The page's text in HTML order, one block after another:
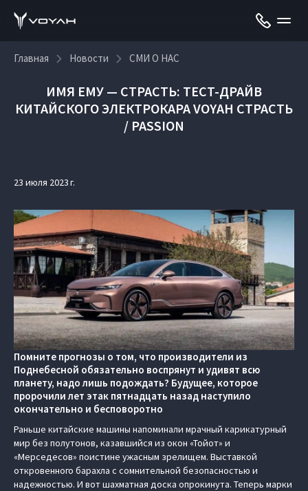
Главная Новости СМИ О НАС
ИМЯ ЕМУ — СТРАСТЬ: ТЕСТ-ДРАЙВ
КИТАЙСКОГО ЭЛЕКТРОКАРА VOYAH СТРАСТЬ
/ PASSION
23 июля 2023 г.
Помните прогнозы о том, что производители из
Поднебесной обязательно воспрянут и удивят всю
планету, надо лишь подождать? Будущее, которое
пророчили лет этак пятнадцать назад наступило
окончательно и бесповоротно
Раньше китайские машины напоминали мрачный карикатурный
мир без полутонов, казавшийся из окон «Тойот» и
«Мерседесов» поистине ужасным зрелищем. Выставкой
откровенного барахла с сомнительной безопасностью и
надежностью. И вот шахматная доска опрокинута. Теперь марки